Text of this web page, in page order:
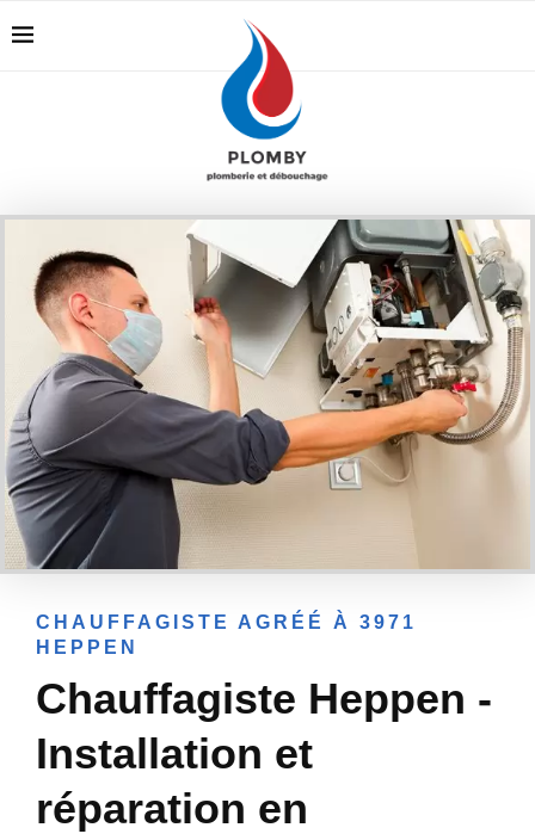
CHAUFFAGISTE AGRÉÉ À 3971
HEPPEN
Chauffagiste Heppen -
Installation et
réparation en